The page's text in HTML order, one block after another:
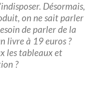
Désormais,
on ne sait parler
de parler de la
livre à 19 euros ?
les tableaux et
?